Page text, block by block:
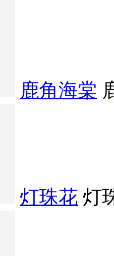
鹿角海棠
灯珠花 灯